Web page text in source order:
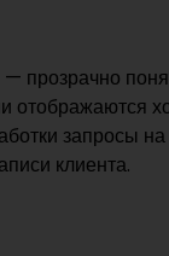
прозрачно
отображаются
запросы
клиента.